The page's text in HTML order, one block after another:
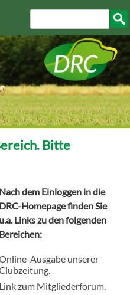
Bitte
Nach dem Einloggen in die
DRC-Homepage finden Sie
Links zu den folgenden
Bereichen:
Ausgabe unserer
zum Mitgliederforum.